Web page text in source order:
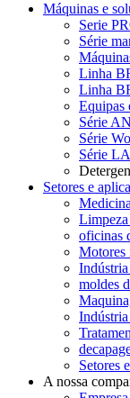
Máquinas e
Serie
Série
Linha
Linha
Equipas
Série
Série
Série
Setores e
Limpeza
oficinas
Motores
moldes
Setores
A nossa